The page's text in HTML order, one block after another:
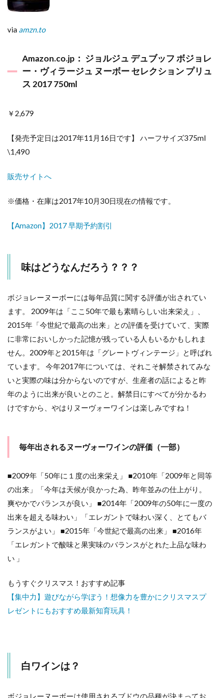
via amzn.to
Amazon.co.jp： ジョルジュ デュブッフ ボジョレ
ー・ヴィラージュ ヌーボー セレクション プリュ
ス 2017 750ml
￥2,679
【発売予定日は2017年11月16日です】 ハーフサイズ375ml
\1,490
販売サイトへ
※価格・在庫は2017年10月30日現在の情報です。
【Amazon】2017 早期予約割引
味はどうなんだろう？？？
ボジョレーヌーボーには毎年品質に関する評価が出されてい
ます。 2009年は「ここ50年で最も素晴らしい出来栄え」、
2015年「今世紀で最高の出来」との評価を受けていて、実際
に非常においしかった記憶が残っている人もいるかもしれま
せん。2009年と2015年は「グレートヴィンテージ」と呼ばれ
ています。 今年2017年については、それこそ解禁されてみな
いと実際の味は分からないのですが、生産者の話によると昨
年のように出来が良いとのこと。解禁日にすべてが分かるわ
けですから、やはりヌーヴォーワインは楽しみですね！
毎年出されるヌーヴォーワインの評価（一部）
■2009年「50年に１度の出来栄え」 ■2010年「2009年と同等
の出来」「今年は天候が良かった為、昨年並みの仕上がり。
爽やかでバランスが良い」 ■2014年「2009年の50年に一度の
出来を超える味わい」「エレガントで味わい深く、とてもバ
ランスがよい」 ■2015年「今世紀で最高の出来」 ■2016年
「エレガントで酸味と果実味のバランスがとれた上品な味わ
い 」
もうすぐクリスマス！おすすめ記事
【集中力】遊びながら学ぼう！想像力を豊かにクリスマスプ
レゼントにもおすすめ最新知育玩具！
白ワインは？
ボジョレーヌーボーは使用されるブドウの品種が決まってお